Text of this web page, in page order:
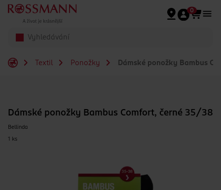
Přeskočit na hlavmní obsah
0
Textil Ponožky Dámské ponožky Bambus
Dámské ponožky Bambus Comfort, černé 35/38
Bellinda
1 ks